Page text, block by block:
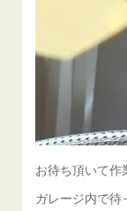
お待ち頂いて作
ガレージ内で待